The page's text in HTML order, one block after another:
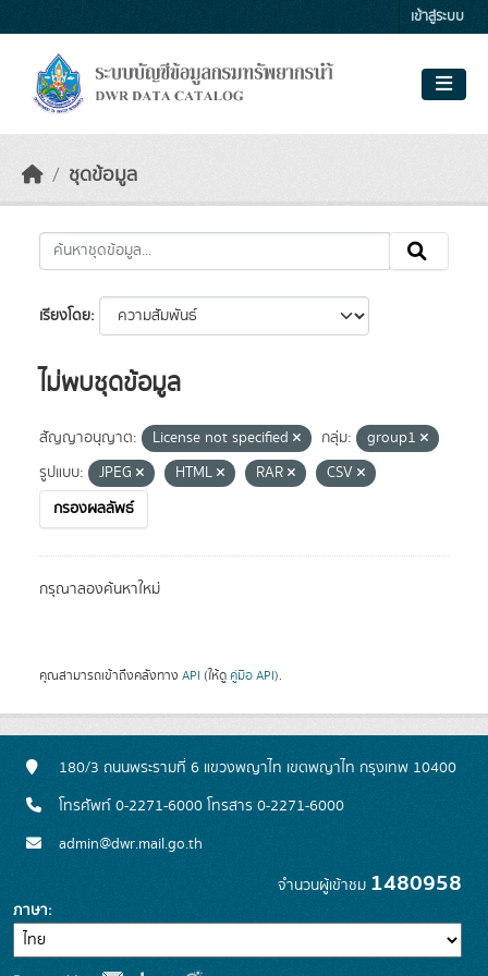
เข้าสู่ระบบ
ชุดข้อมูล
เรียงโดย
ไม่พบชุดข้อมูล
สัญญาอนุญาต: License not specified กลุ่ม:
group1
รูปแบบ:
JPEG HTML RAR
CSV
กรองผลลัพธ์
กรุณาลองค้นหาใหม่
คุณสามารถเข้าถึงคลังทาง API (ให้ดู คู่มือ API).
180/3 ถนนพระรามที่ 6 แขวงพญาไท เขตพญาไท กรุงเทพ 10400
โทรศัพท์ 0-2271-6000 โทรสาร 0-2271-6000
admin@dwr.mail.go.th
จำนวนผู้เข้าชม 1480958
ภาษา